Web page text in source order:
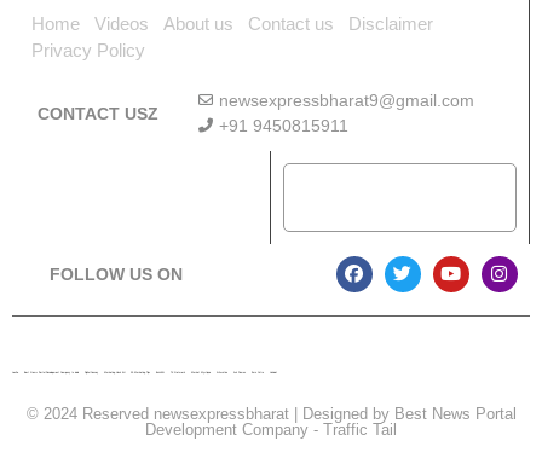
Home Videos About us Contact us
Disclaimer
Privacy Policy
CONTACT USZ
newsexpressbharat9@gmail.com
+91 9450815911
FOLLOW US ON
© 2024 Reserved newsexpressbharat | Designed by Best News Portal
Development Company - Traffic Tail